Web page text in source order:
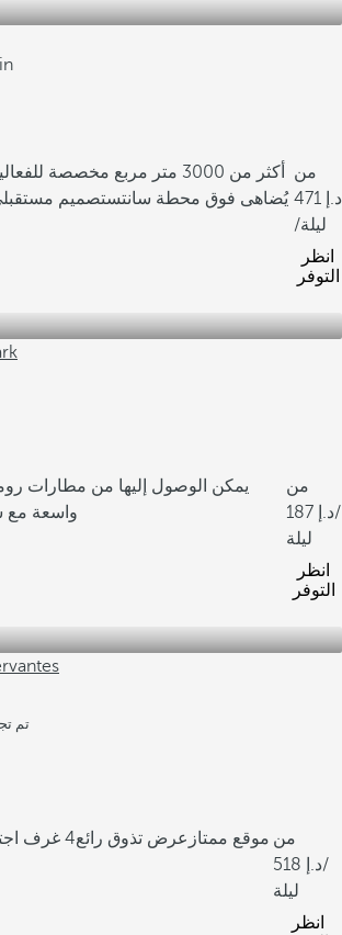
أكثر من 3000 متر مربع مخصصة للفعاليات والمؤتمرات
يُضاهى فوق محطة سانتستصميم
من
471
/ليلة
انظر
التوفر
يمكن الوصول إليها من مطارات
واسعة مع
من
187
/
ليلة
انظر
التوفر
تم
موقع ممتاز عرض تذوق رائع
4 غرف
من
518
/
ليلة
انظر